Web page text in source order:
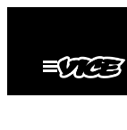
inhoud
Open
menu